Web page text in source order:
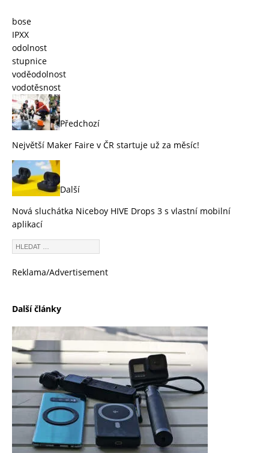
bose
IPXX
odolnost
stupnice
voděodolnost
vodotěsnost
Předchozí
Největší Maker Faire v ČR startuje už za měsíc!
Další
Nová sluchátka Niceboy HIVE Drops 3 s vlastní mobilní
aplikací
Reklama/Advertisement
Další články